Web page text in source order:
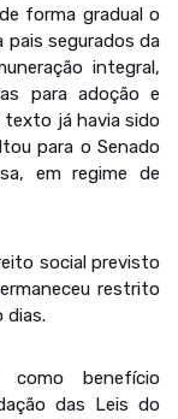
forma gradual o
segurados da
integral,
para adoção e
texto já havia sido
para o Senado
em regime de
social previsto
restrito
dias.
benefício
das Leis do